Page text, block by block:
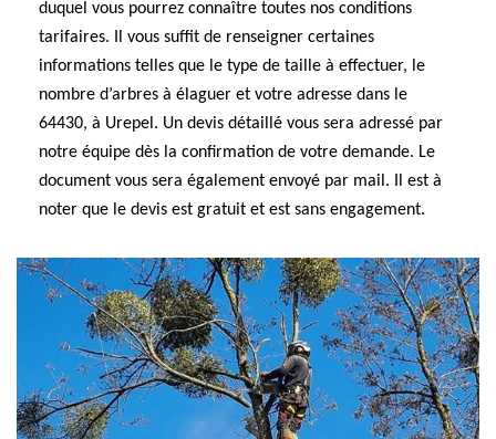
duquel vous pourrez connaître toutes nos conditions
tarifaires. Il vous suffit de renseigner certaines
informations telles que le type de taille à effectuer, le
nombre d’arbres à élaguer et votre adresse dans le
64430, à Urepel. Un devis détaillé vous sera adressé par
notre équipe dès la confirmation de votre demande. Le
document vous sera également envoyé par mail. Il est à
noter que le devis est gratuit et est sans engagement.